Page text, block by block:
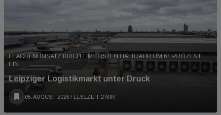
FLÄCHENUMSATZ BRICHT IM ERSTEN HALBJAHR UM 61 PROZENT
EIN
Leipziger Logistikmarkt unter Druck
05. AUGUST 2026 / LESEZEIT 2 MIN